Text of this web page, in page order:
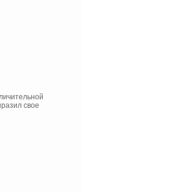
свое